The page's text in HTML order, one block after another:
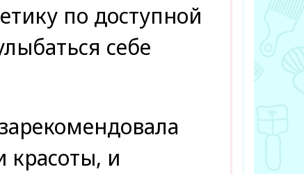
по доступной
себе
красоты, и